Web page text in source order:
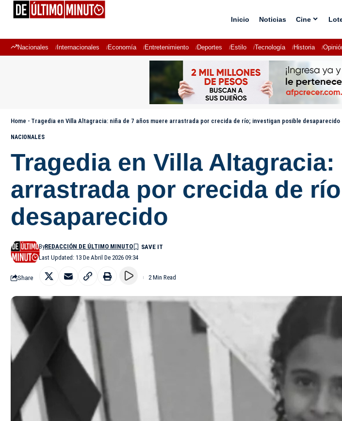
Inicio Noticias Cine
Nacionales Internacionales Economía Entretenimiento Deportes Estilo Tecnología Historia
Home - Tragedia en Villa Altagracia: niña de 7 años muere arrastrada por crecida de río; investigan posible desaparecido
NACIONALES
Tragedia en Villa
arrastrada por crecida de
desaparecido
Last Updated: 13 De Abril De 2026 09:34
ByREDACCIÓN DE ÚLTIMO MINUTO
Share 2 Min Read